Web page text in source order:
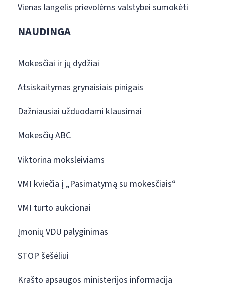
Vienas langelis prievolėms valstybei sumokėti
NAUDINGA
Mokesčiai ir jų dydžiai
Atsiskaitymas grynaisiais pinigais
Dažniausiai užduodami klausimai
Mokesčių ABC
Viktorina moksleiviams
VMI kviečia į „Pasimatymą su mokesčiais“
VMI turto aukcionai
Įmonių VDU palyginimas
STOP šešėliui
Krašto apsaugos ministerijos informacija